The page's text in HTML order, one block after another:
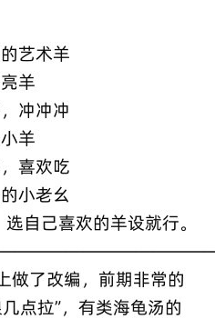
艺术羊
羊
冲冲冲
羊
喜欢吃
小老幺
自己喜欢的羊设就行。
做了改编，前期非常的
点拉”，有类海龟汤的